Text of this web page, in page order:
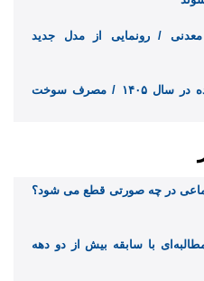
معدنی / رونمایی از مدل جدید
واردات ۲۵ هزار خودروی کارکرده در سال ۱۴۰۵ / مصرف سوخت
در چه صورتی قطع می شود؟
با سابقه بیش از دو دهه